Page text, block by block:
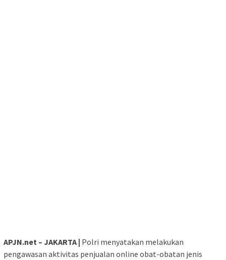
APJN.net – JAKARTA | Polri menyatakan melakukan
pengawasan aktivitas penjualan online obat-obatan jenis